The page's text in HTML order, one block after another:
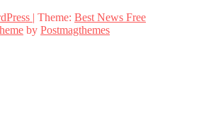
| Theme: Best News Free
by Postmagthemes